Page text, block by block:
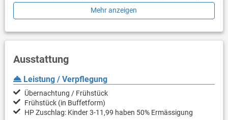
Aquapark, ein Wellness-Center, eine eigene Marina und eine
Vielfalt an Sportmöglichkeiten wie z.B. Minigolf. Mehr
Mehr anzeigen
Ausstattung
Leistung / Verpflegung
Übernachtung / Frühstück
Frühstück (in Buffetform)
HP Zuschlag: Kinder 3-11,99 haben 50% Ermässigung